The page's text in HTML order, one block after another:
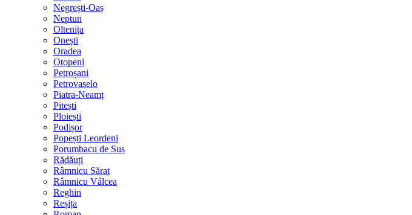
Negrești-Oaș
Neptun
Oltenița
Onești
Oradea
Otopeni
Petroșani
Petrovaselo
Piatra-Neamț
Pitești
Ploiești
Podișor
Popești Leordeni
Porumbacu de Sus
Rădăuți
Râmnicu Sărat
Râmnicu Vâlcea
Reghin
Reșița